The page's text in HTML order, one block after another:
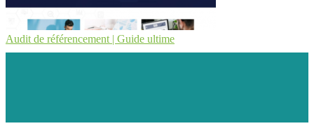
Audit de référencement | Guide ultime